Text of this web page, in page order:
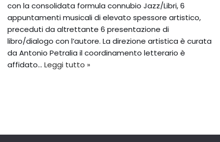
con la consolidata formula connubio Jazz/Libri, 6
appuntamenti musicali di elevato spessore artistico,
preceduti da altrettante 6 presentazione di
libro/dialogo con l’autore. La direzione artistica è curata
da Antonio Petralia il coordinamento letterario è
affidato… Leggi tutto »